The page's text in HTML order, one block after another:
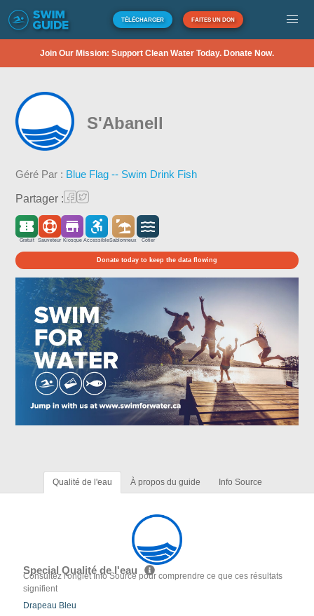
TÉLÉCHARGER FAITES UN DON
Join Our Mission: Support Clean Water Today. Donate Now.
S'Abanell
Géré Par : Blue Flag -- Swim Drink Fish
Partager :
Gratuit Sauveteur Kiosque AccessibleSablonneux Côtier
Donate today to keep the data flowing
Qualité de l'eau À propos du guide Info Source
Special Qualité de l'eau
Consultez l'onglet Info Source pour comprendre ce que ces résultats
signifient
Drapeau Bleu